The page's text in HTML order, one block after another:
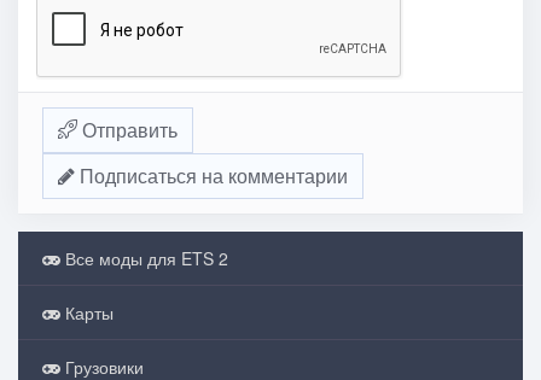
Отправить
Подписаться на комментарии
Все моды для ETS 2
Карты
Грузовики